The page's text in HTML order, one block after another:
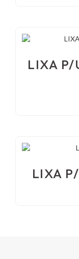
LIXA P/
LIXA